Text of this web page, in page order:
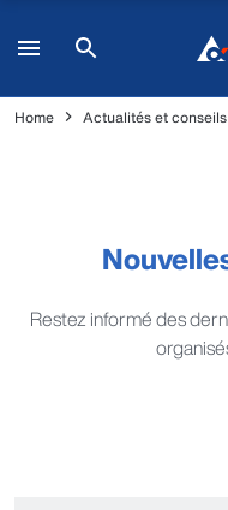
Home Actualités et conseils
Restez informé des